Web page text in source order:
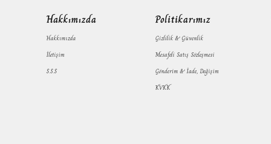
Hakkımızda
Hakkımızda
İletişim
S.S.S
Politikarımız
Gizlilik & Güvenlik
Mesafeli Satış Sözleşmesi
Gönderim & İade, Değişim
KVKK